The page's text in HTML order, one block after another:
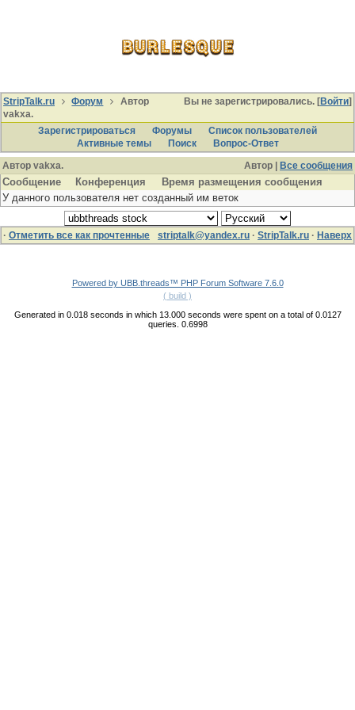
Вы не зарегистрировались. [Войти]
StripTalk.ru Форум
Автор
vakxa.
Зарегистрироваться
Форумы
Список пользователей
Активные темы
Поиcк
Вопрос-Ответ
Автор |
Все сообщения
Автор vakxa.
Сообщение Конференция
Время размещения сообщения
У данного пользователя нет созданный им веток
· Отметить все как прочтенные striptalk@yandex.ru · StripTalk.ru · Наверх
Powered by UBB.threads™ PHP Forum Software 7.6.0
( build )
Generated in 0.018 seconds in which 13.000 seconds were spent on a total of 0.0127
queries. 0.6998